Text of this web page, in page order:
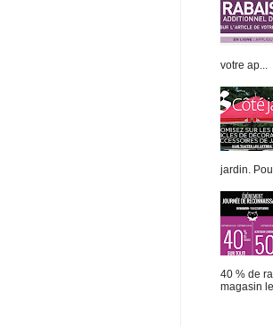
votre ap...
jardin.
40 % de
magasin